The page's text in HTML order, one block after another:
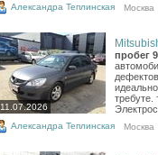
Александра Теплинская Москва
11.07.2026
пробег
требуте.
Александра Теплинская Москва